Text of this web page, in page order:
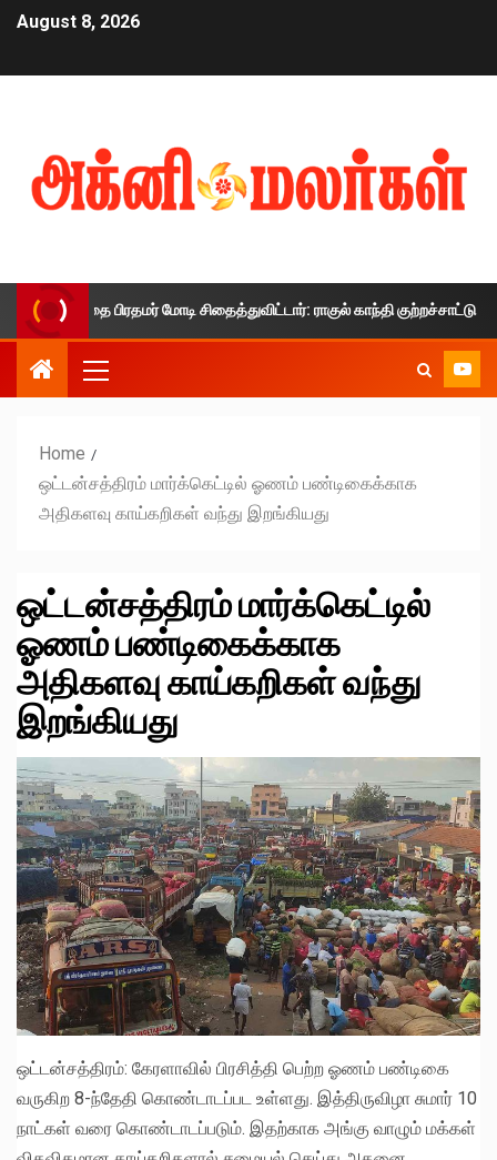
August 8, 2026
பிரதமர் மோடி சிதைத்துவிட்டார்: ராகுல் காந்தி குற்றச்சாட்டு
Home
ஒட்டன்சத்திரம் மார்க்கெட்டில் ஓணம் பண்டிகைக்காக
அதிகளவு காய்கறிகள் வந்து இறங்கியது
ஒட்டன்சத்திரம் மார்க்கெட்டில்
ஓணம் பண்டிகைக்காக
அதிகளவு காய்கறிகள் வந்து
இறங்கியது
ஒட்டன்சத்திரம்: கேரளாவில் பிரசித்தி பெற்ற ஓணம் பண்டிகை
வருகிற 8-ந்தேதி கொண்டாடப்பட உள்ளது. இத்திருவிழா சுமார் 10
நாட்கள் வரை கொண்டாடப்படும். இதற்காக அங்கு வாழும் மக்கள்